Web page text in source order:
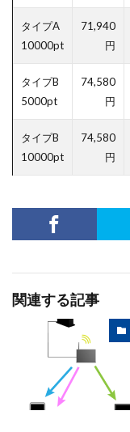
タイプA
10000pt
71,940
円
タイプB
5000pt
74,580
円
タイプB
10000pt
74,580
円
関連する記事